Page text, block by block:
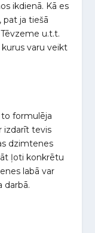
ikdienā. Kā es
pat ja tiešā
u.t.t.
kurus varu veikt
to formulēja
izdarīt tevis
dzimtenes
ļoti konkrētu
labā var
darbā.